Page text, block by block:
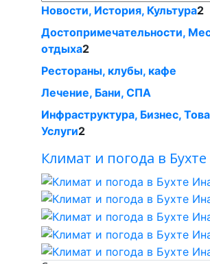
Новости, История, Культура2
Достопримечательности,
отдыха2
Рестораны, клубы, кафе
Лечение, Бани, СПА
Инфраструктура, Бизнес,
Услуги2
Климат и погода в